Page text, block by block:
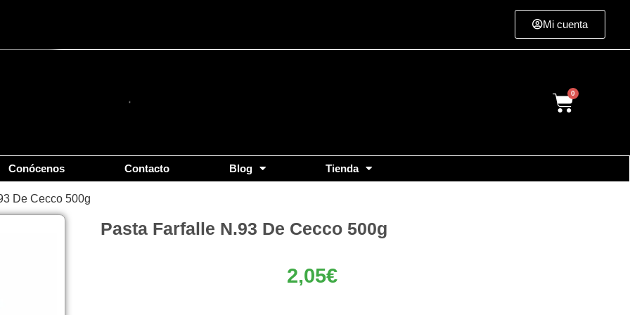
Mi cuenta
Cart
Conócenos Contacto Blog Tienda
De Cecco 500g
Pasta Farfalle N.93 De Cecco 500g
2,05€